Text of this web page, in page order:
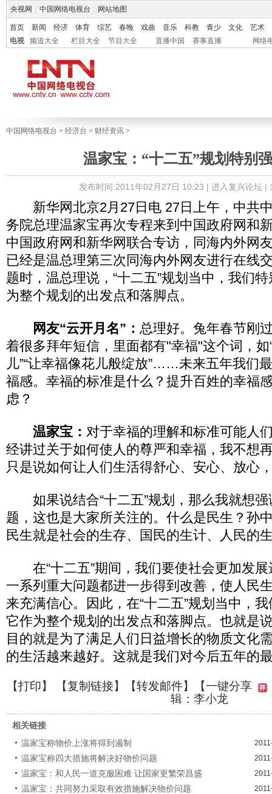
央视网 中国网络电视台 网站地图
首页 新闻 经济 体育 综艺 春晚 戏曲 音乐 科教 青少 文化
艺术
电视
频道大全 栏目大全 节目大全 直播中国 赛事直播 网络
中国网络电视台 > 经济台 > 财经资讯 >
温家宝：“十二五”规划特别
发布时间:2011年02月27日 10:23 | 进入复兴论坛|
新华网北京2月27日电 27日上午，中共
务院总理温家宝再次专程来到中国政府网和
中国政府网和新华网联合专访，同海内外网
已经是温总理第三次同海内外网友进行在线
题时，温总理说，“十二五”规划当中，我们
为整个规划的出发点和落脚点。
网友“云开月名”： 总理好。兔年春节刚
着很多拜年短信，里面都有"幸福"这个词，
儿”“让幸福像花儿般绽放”……未来五年我们
福感。幸福的标准是什么？提升百姓的幸福
虑？
温家宝： 对于幸福的理解和标准可能人
经讲过关于如何使人的尊严和幸福，我不想
只是说如何让人们生活得舒心、安心、放心
如果说结合“十二五”规划，那么我就想强
题，这也是大家所关注的。什么是民生？孙
民生就是社会的生存、国民的生计、人民的
在“十二五”期间，我们要使社会更加发展
一系列重大问题都进一步得到改善，使人民
来充满信心。因此，在“十二五”规划当中，
它作为整个规划的出发点和落脚点。也就是
目的就是为了满足人们日益增长的物质文化
的生活越来越好。这就是我们对今后五年的
【打印】 【复制链接】【转发邮件】
【一键分享
辑：李小龙
相关链接
温家宝称物价上涨将得到遏制
温家宝称四大措施将解决好物价问题
温家宝：和人民一道克服困难 让国家更繁荣昌盛
温家宝：共同努力采取有效措施解决物价问题